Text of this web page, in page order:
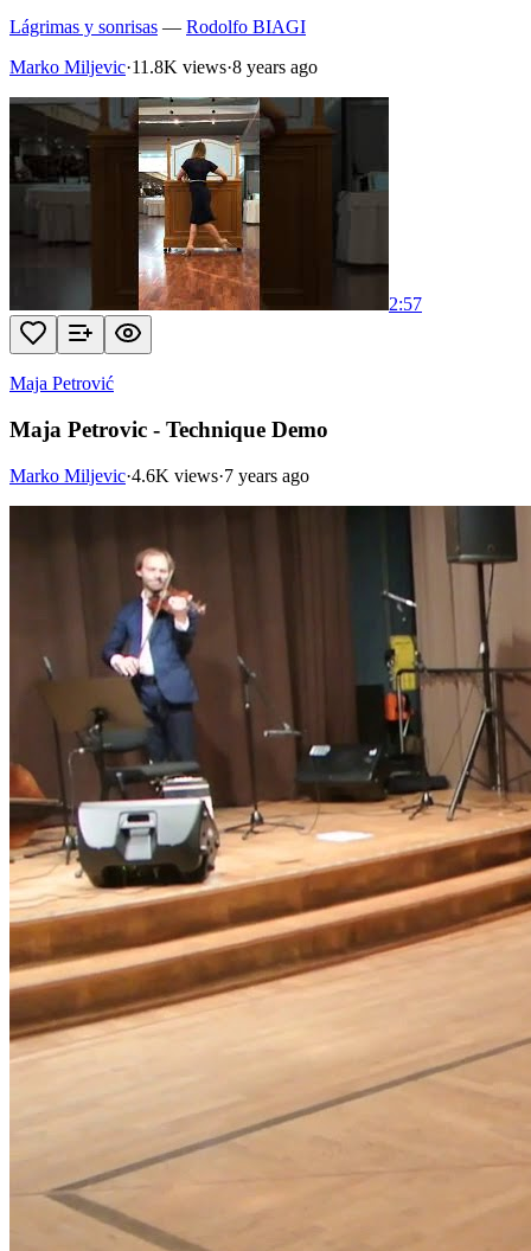
Lágrimas y sonrisas — Rodolfo BIAGI
Marko Miljevic·11.8K views·8 years ago
2:57
Maja Petrović
Maja Petrovic - Technique Demo
Marko Miljevic·4.6K views·7 years ago